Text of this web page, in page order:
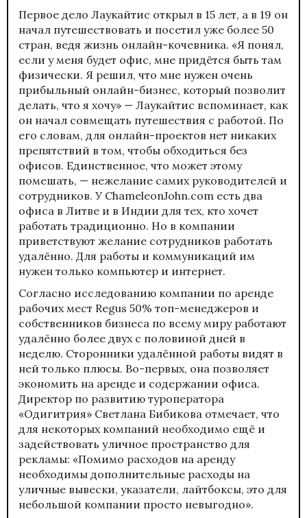
Первое дело Лаукайтис открыл в 15 лет, а в 19 он
начал путешествовать и посетил уже более 50
стран, ведя жизнь онлайн-кочевника. «Я понял,
если у меня будет офис, мне придётся быть там
физически. Я решил, что мне нужен очень
прибыльный онлайн-бизнес, который позволит
делать, что я хочу» — Лаукайтис вспоминает, как
он начал совмещать путешествия с работой. По
его словам, для онлайн-проектов нет никаких
препятствий в том, чтобы обходиться без
офисов. Единственное, что может этому
помешать, — нежелание самих руководителей и
сотрудников. У ChameleonJohn.com есть два
офиса в Литве и в Индии для тех, кто хочет
работать традиционно. Но в компании
приветствуют желание сотрудников работать
удалённо. Для работы и коммуникаций им
нужен только компьютер и интернет.
Согласно исследованию компании по аренде
рабочих мест Regus 50% топ-менеджеров и
собственников бизнеса по всему миру работают
удалённо более двух с половиной дней в
неделю. Сторонники удалённой работы видят в
ней только плюсы. Во-первых, она позволяет
экономить на аренде и содержании офиса.
Директор по развитию туроператора
«Одигитрия» Светлана Бибикова отмечает, что
для некоторых компаний необходимо ещё и
задействовать уличное пространство для
рекламы: «Помимо расходов на аренду
необходимы дополнительные расходы на
уличные вывески, указатели, лайтбоксы, это для
небольшой компании просто невыгодно».